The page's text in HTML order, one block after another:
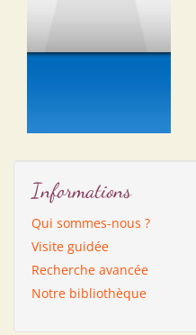
Informations
Qui sommes-nous ?
Visite guidée
Recherche avancée
Notre bibliothèque